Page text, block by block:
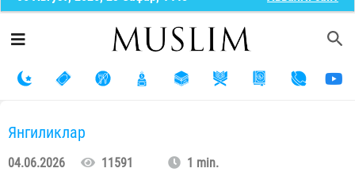
Янгиликлар
04.06.2026 11591 1 min.